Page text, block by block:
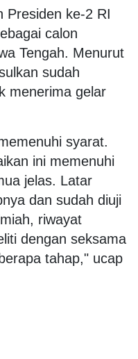
Presiden ke-2 RI
calon
Tengah. Menurut
sudah
menerima gelar
syarat.
ini memenuhi
jelas. Latar
dan sudah diuji
riwayat
dengan seksama
tahap," ucap